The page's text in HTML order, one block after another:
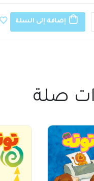
إضافة إلى السلة
صلة